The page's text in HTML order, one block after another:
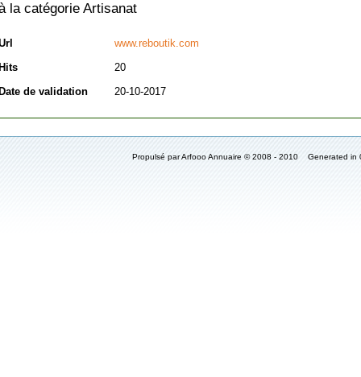
la catégorie Artisanat
www.reboutik.com
20
de validation
20-10-2017
Propulsé par Arfooo Annuaire © 2008 - 2010 Generated